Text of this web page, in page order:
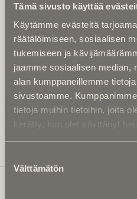
Tämä sivusto käyttää
Käytämme evästeitä
räätälöimiseen, sosiaalisen
tukemiseen ja
jaamme sosiaalisen median,
alan kumppaneillemme
sivustoamme.
tietoja muihin tietoihin, joita
kerätty, kun olet käyttänyt
valinta
Välttämätön
Kirjoita alle
kuukaudessa
etteivät kiinnostavat
Uutiskirje on maksuton eikä
Kirjoita tähän